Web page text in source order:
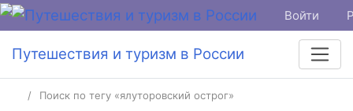
Войти
Путешествия и туризм в России
Поиск по тегу «ялуторовский острог»